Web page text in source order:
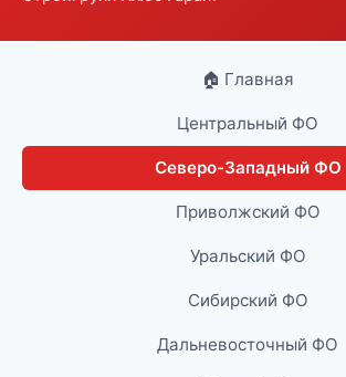
🏠 Главная
Центральный ФО
Северо-Западный ФО
Приволжский ФО
Уральский ФО
Сибирский ФО
Дальневосточный ФО